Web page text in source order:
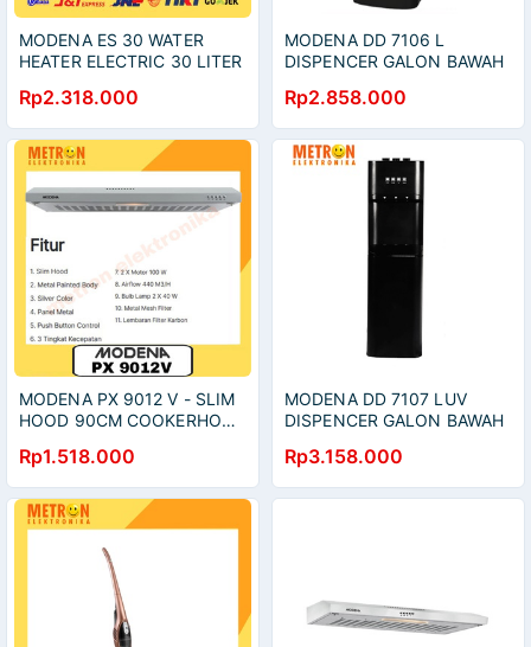
MODENA ES 30 WATER
HEATER ELECTRIC 30 LITER
Rp2.318.000
MODENA DD 7106 L
DISPENCER GALON BAWAH
DD7106L
Rp2.858.000
MODENA PX 9012 V - SLIM
HOOD 90CM COOKERHOOD
Rp1.518.000
MODENA DD 7107 LUV
DISPENCER GALON BAWAH
DD7107LUV
Rp3.158.000